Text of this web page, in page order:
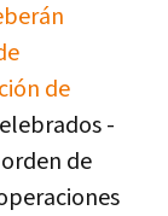
de
-
de